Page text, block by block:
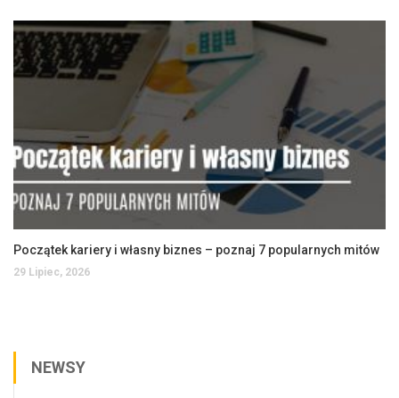
Początek kariery i własny biznes – poznaj 7 popularnych mitów
29 Lipiec, 2026
NEWSY